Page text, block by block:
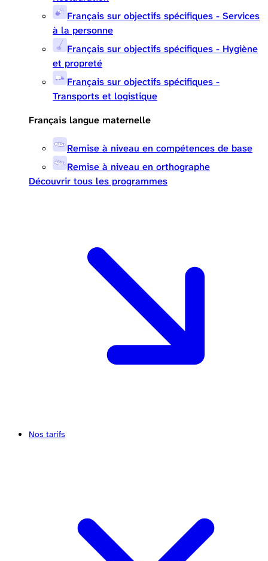
Français sur objectifs spécifiques - Services
à la personne
Français sur objectifs spécifiques - Hygiène
et propreté
Français sur objectifs spécifiques -
Transports et logistique
Français langue maternelle
Remise à niveau en compétences de base
Remise à niveau en orthographe
Découvrir tous les programmes
Nos tarifs